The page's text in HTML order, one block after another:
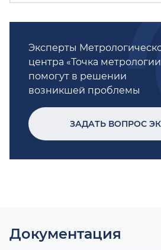
Эксперты
центра «Точка
помогут в решении
возникшей проблемы
ЗАДАТЬ ВОПРОС
Документация